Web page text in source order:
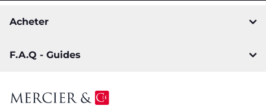
Acheter
F.A.Q - Guides